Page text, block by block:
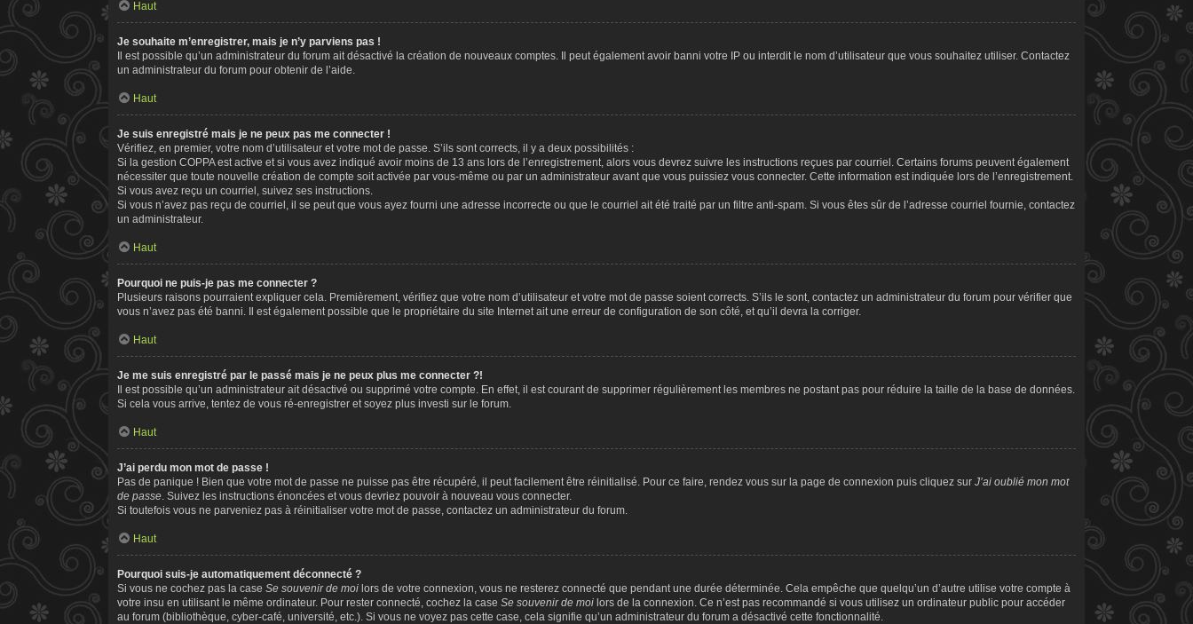
Haut
Je souhaite m’enregistrer, mais je n’y parviens pas !
Il est possible qu’un administrateur du forum ait désactivé la création de nouveaux comptes. Il peut également avoir banni votre IP ou interdit le nom d’utilisateur que vous souhaitez utiliser. Contactez
un administrateur du forum pour obtenir de l’aide.
Haut
Je suis enregistré mais je ne peux pas me connecter !
Vérifiez, en premier, votre nom d’utilisateur et votre mot de passe. S’ils sont corrects, il y a deux possibilités :
Si la gestion COPPA est active et si vous avez indiqué avoir moins de 13 ans lors de l’enregistrement, alors vous devrez suivre les instructions reçues par courriel. Certains forums peuvent également
nécessiter que toute nouvelle création de compte soit activée par vous-même ou par un administrateur avant que vous puissiez vous connecter. Cette information est indiquée lors de l’enregistrement.
Si vous avez reçu un courriel, suivez ses instructions.
Si vous n’avez pas reçu de courriel, il se peut que vous ayez fourni une adresse incorrecte ou que le courriel ait été traité par un filtre anti-spam. Si vous êtes sûr de l’adresse courriel fournie, contactez
un administrateur.
Haut
Pourquoi ne puis-je pas me connecter ?
Plusieurs raisons pourraient expliquer cela. Premièrement, vérifiez que votre nom d’utilisateur et votre mot de passe soient corrects. S’ils le sont, contactez un administrateur du forum pour vérifier que
vous n’avez pas été banni. Il est également possible que le propriétaire du site Internet ait une erreur de configuration de son côté, et qu’il devra la corriger.
Haut
Je me suis enregistré par le passé mais je ne peux plus me connecter ?!
Il est possible qu’un administrateur ait désactivé ou supprimé votre compte. En effet, il est courant de supprimer régulièrement les membres ne postant pas pour réduire la taille de la base de données.
Si cela vous arrive, tentez de vous ré-enregistrer et soyez plus investi sur le forum.
Haut
J’ai perdu mon mot de passe !
Pas de panique ! Bien que votre mot de passe ne puisse pas être récupéré, il peut facilement être réinitialisé. Pour ce faire, rendez vous sur la page de connexion puis cliquez sur J’ai oublié mon mot
de passe. Suivez les instructions énoncées et vous devriez pouvoir à nouveau vous connecter.
Si toutefois vous ne parveniez pas à réinitialiser votre mot de passe, contactez un administrateur du forum.
Haut
Pourquoi suis-je automatiquement déconnecté ?
Si vous ne cochez pas la case Se souvenir de moi lors de votre connexion, vous ne resterez connecté que pendant une durée déterminée. Cela empêche que quelqu’un d’autre utilise votre compte à
votre insu en utilisant le même ordinateur. Pour rester connecté, cochez la case Se souvenir de moi lors de la connexion. Ce n’est pas recommandé si vous utilisez un ordinateur public pour accéder
au forum (bibliothèque, cyber-café, université, etc.). Si vous ne voyez pas cette case, cela signifie qu’un administrateur du forum a désactivé cette fonctionnalité.